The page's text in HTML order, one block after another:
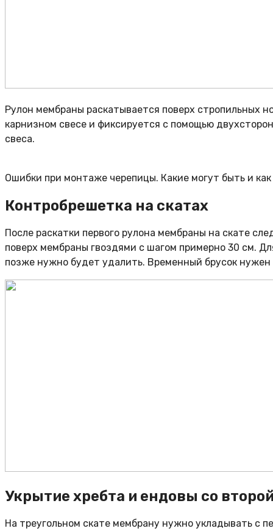
Рулон мембраны раскатывается поверх стропильных
карнизном свесе и фиксируется с помощью
свеса.
Ошибки при монтаже черепицы. Какие могут быть и
Контробрешетка на скатах
После раскатки первого рулона мембраны на скате
поверх мембраны гвоздями с шагом примерно 30 см.
позже нужно будет удалить. Временный брусок
Укрытие хребта и ендовы со
На треугольном скате мембрану нужно укладывать с